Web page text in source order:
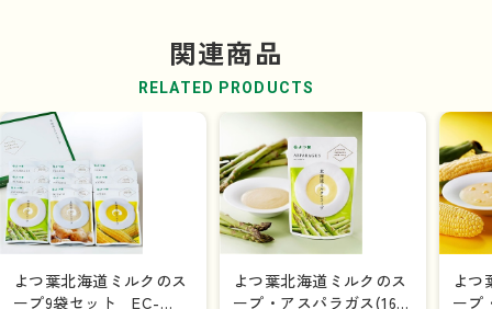
関連商品
RELATED PRODUCTS
よつ葉北海道ミルクのス
ープ9袋セット EC-
よつ葉北海道ミルクのス
ープ・アスパラガス(160
よつ
ープ